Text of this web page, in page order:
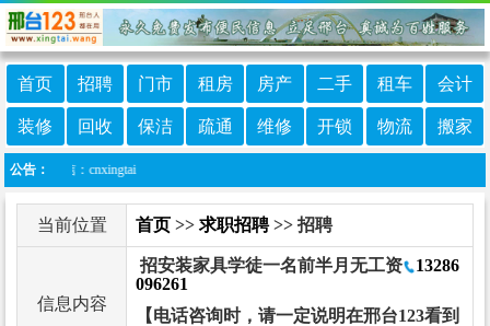
首页 招聘 门市 租房 房产 二手 租车 会计
装修 回收 保洁 疏通 维修 开锁 物流 搬家
公告：
客服微信：cnxingtai
当前位置 首页 >> 求职招聘>> 招聘
信息内容
招安装家具学徒一名前半月无工资
13286
096261
【电话咨询时，请一定说明在邢台123看到